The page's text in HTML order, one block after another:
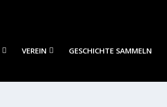
VEREIN GESCHICHTE SAMMELN